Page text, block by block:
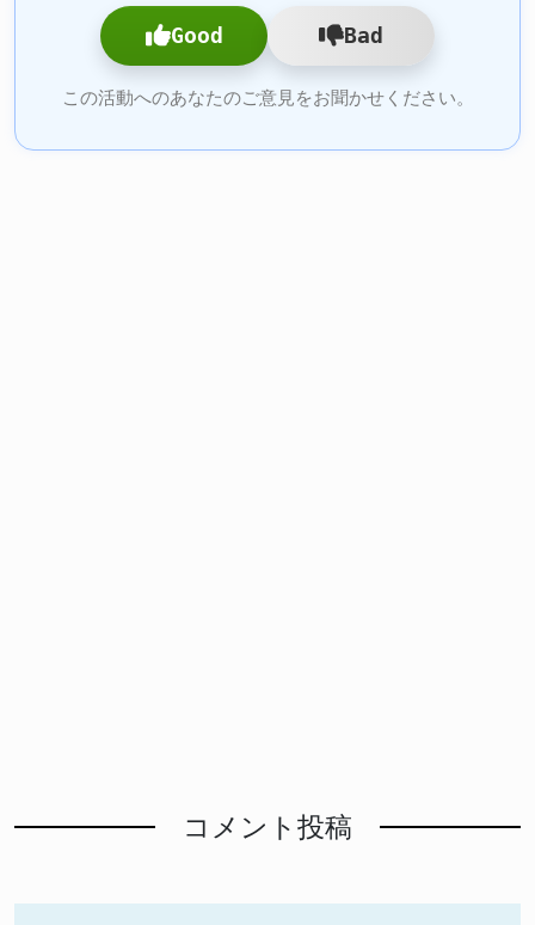
Good Bad
この活動へのあなたのご意見をお聞かせください。
コメント投稿